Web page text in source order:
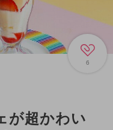
6
が超かわい